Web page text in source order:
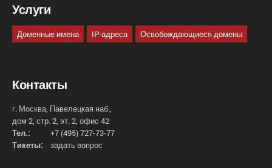
Услуги
Доменные имена IP-адреса Освобождающиеся домены
Контакты
г. Москва, Павелецкая наб.,
дом 2, стр. 2, эт. 2, офис 42
Тел.:
+7 (495) 727-73-77
Тикеты:
задать вопрос